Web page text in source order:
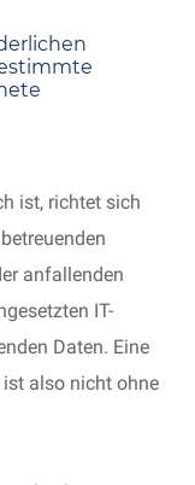
ist, richtet sich
anfallenden
IT-
Daten. Eine
also nicht ohne